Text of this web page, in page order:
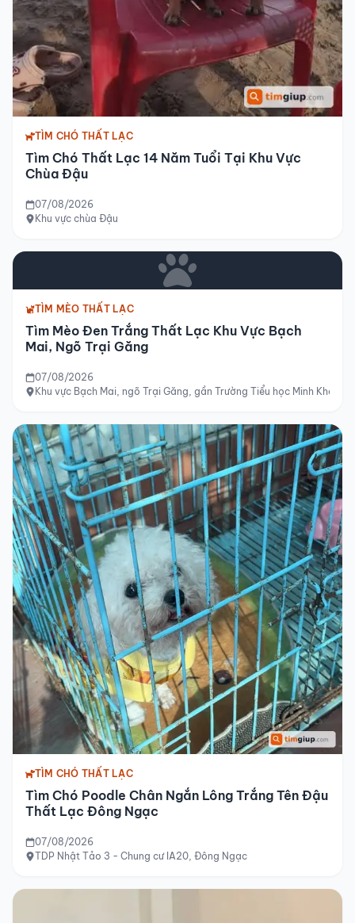
TÌM CHÓ THẤT LẠC
Tìm Chó Thất Lạc 14 Năm Tuổi Tại Khu Vực
Chùa Đậu
07/08/2026
Khu vực chùa Đậu
TÌM MÈO THẤT LẠC
Tìm Mèo Đen Trắng Thất Lạc Khu Vực Bạch
Mai, Ngõ Trại Găng
07/08/2026
Khu vực Bạch Mai, ngõ Trại Găng, gần Trường Tiểu học Minh Khai
TÌM CHÓ THẤT LẠC
Tìm Chó Poodle Chân Ngắn Lông Trắng Tên Đậu
Thất Lạc Đông Ngạc
07/08/2026
TDP Nhật Tảo 3 - Chung cư IA20, Đông Ngạc